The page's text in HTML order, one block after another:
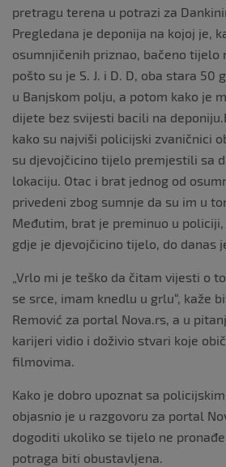
pretragu terena u potrazi za
Pregledana je deponija na kojoj je,
osumnjičenih priznao, bačeno tijelo
pošto su je S. J. i D. D, oba stara 50
u Banjskom polju, a potom kako je
dijete bez svijesti bacili na
kako su najviši policijski zvaničnici
su djevojčicino tijelo premjestili sa
lokaciju. Otac i brat jednog od
privedeni zbog sumnje da su im u
Međutim, brat je preminuo u
gdje je djevojčicino tijelo, do danas
„Vrlo mi je teško da čitam vijesti o
se srce, imam knedlu u grlu“, kaže
Remović za portal Nova.rs, a u
karijeri vidio i doživio stvari koje
filmovima.
Kako je dobro upoznat sa
objasnio je u razgovoru za portal
dogoditi ukoliko se tijelo ne
potraga biti obustavljena.